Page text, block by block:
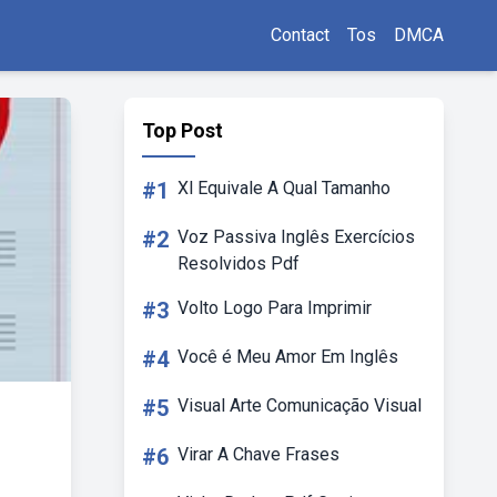
Contact Tos DMCA
Top Post
#1 Xl Equivale A Qual Tamanho
#2 Voz Passiva Inglês Exercícios
Resolvidos Pdf
#3 Volto Logo Para Imprimir
#4 Você é Meu Amor Em Inglês
#5 Visual Arte Comunicação Visual
#6 Virar A Chave Frases